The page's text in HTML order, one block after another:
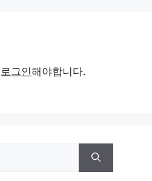
로그인해야합니다.